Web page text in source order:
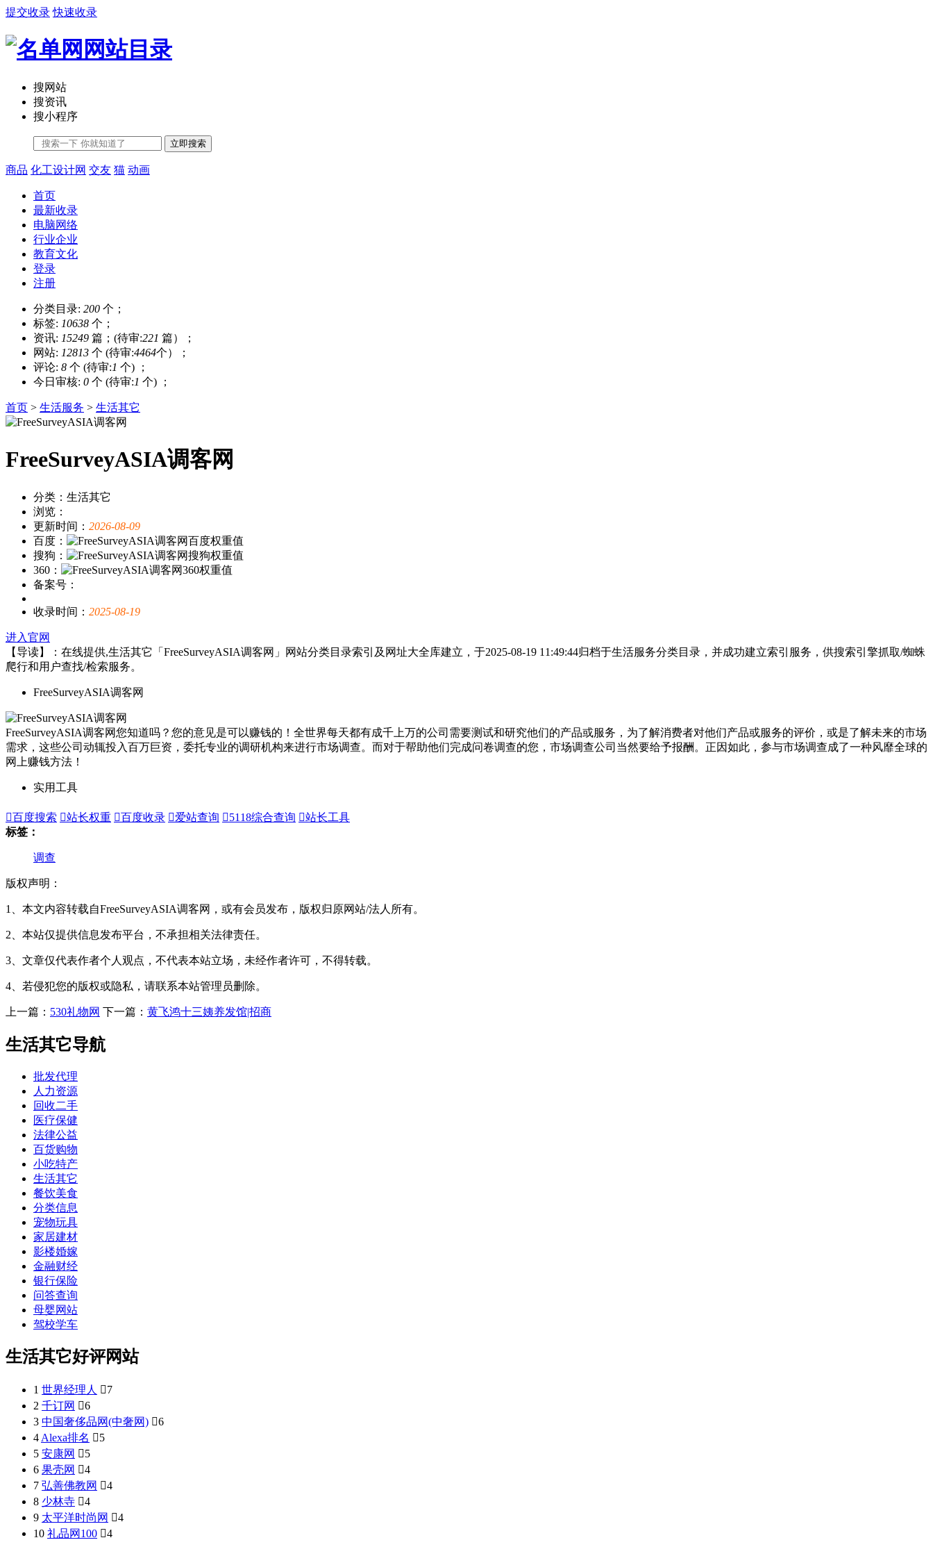
提交收录 快速收录
搜网站
搜资讯
搜小程序
立即搜索
商品 化工设计网 交友 猫 动画
首页
最新收录
电脑网络
行业企业
教育文化
登录
注册
分类目录: 200 个；
标签: 10638 个；
资讯: 15249 篇；(待审:221 篇）；
网站: 12813 个 (待审:4464个）；
评论: 8 个 (待审:1 个) ；
今日审核: 0 个 (待审:1 个) ；
首页 > 生活服务 > 生活其它
FreeSurveyASIA调客网
分类：生活其它
浏览：
更新时间： 2026-08-09
百度：
搜狗：
360：
备案号：
收录时间： 2025-08-19
进入官网
【导读】：在线提供,生活其它「FreeSurveyASIA调客网」网站分类目录索引及网址大全库建立，于2025-08-19 11:49:44归档于生活服务分类目录，并成功建立索引服务，供搜索引擎抓取/蜘蛛
爬行和用户查找/检索服务。
FreeSurveyASIA调客网
FreeSurveyASIA调客网您知道吗？您的意见是可以赚钱的！全世界每天都有成千上万的公司需要测试和研究他们的产品或服务，为了解消费者对他们产品或服务的评价，或是了解未来的市场
需求，这些公司动辄投入百万巨资，委托专业的调研机构来进行市场调查。而对于帮助他们完成问卷调查的您，市场调查公司当然要给予报酬。正因如此，参与市场调查成了一种风靡全球的
网上赚钱方法！
实用工具
百度搜索 站长权重 百度收录 爱站查询 5118综合查询 站长工具
标签：
调查
版权声明：
1、本文内容转载自FreeSurveyASIA调客网，或有会员发布，版权归原网站/法人所有。
2、本站仅提供信息发布平台，不承担相关法律责任。
3、文章仅代表作者个人观点，不代表本站立场，未经作者许可，不得转载。
4、若侵犯您的版权或隐私，请联系本站管理员删除。
上一篇： 530礼物网 下一篇： 黄飞鸿十三姨养发馆|招商
生活其它导航
批发代理
人力资源
回收二手
医疗保健
法律公益
百货购物
小吃特产
生活其它
餐饮美食
分类信息
宠物玩具
家居建材
影楼婚嫁
金融财经
银行保险
问答查询
母婴网站
驾校学车
生活其它好评网站
1 世界经理人 7
2 千订网 6
3 中国奢侈品网(中奢网) 6
4 Alexa排名 5
5 安康网 5
6 果壳网 4
7 弘善佛教网 4
8 少林寺 4
9 太平洋时尚网 4
10 礼品网100 4